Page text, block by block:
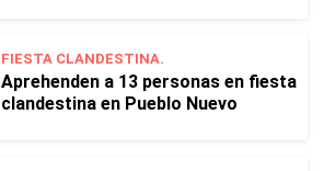
FIESTA CLANDESTINA.
Aprehenden a 13 personas en fiesta
clandestina en Pueblo Nuevo